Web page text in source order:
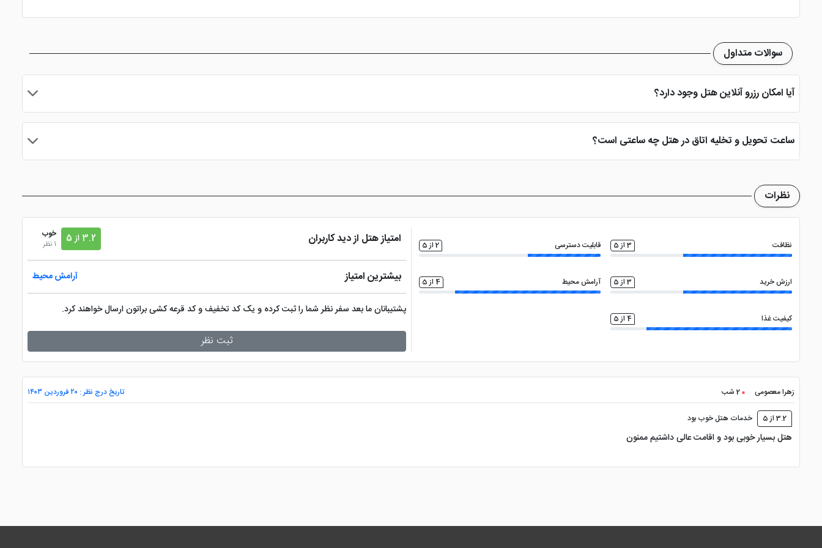
سوالات متداول
آیا امکان رزرو آنلاین هتل وجود دارد؟
بله، با انتخاب تاریخ ورود و خروج، نوع اتاق و تعداد نفرات می توانید پس از پرداخت در درگاه بانکی، رزرو آنلاین خود را نهایی و واچر هتل را دریافت نمایید.
ساعت تحویل و تخلیه اتاق در هتل چه ساعتی است؟
ساعت تحویل اتاق ساعت 2 بعد از ظهر و ساعت تخلیه اتاق 12 ظهر می باشد
نظرات
نظافت 3 از 5 قابلیت دسترسی 2 از 5
ارزش خرید 3 از 5 آرامش محیط 4 از 5
کیفیت غذا 4 از 5
امتیاز هتل از دید کاربران 3.2 از 5
خوب
1 نظر
بیشترین امتیاز آرامش محیط
پشتیبانان ما بعد سفر نظر شما را ثبت کرده و یک کد تخفیف و کد قرعه کشی براتون ارسال خواهند کرد.
ثبت نظر
زهرا معصومی 2 شب تاریخ درج نظر : ۲۰ فروردین ۱۴۰۳
3.2 از 5 خدمات هتل خوب بود
هتل بسیار خوبی بود و اقامت عالی داشتیم ممنون